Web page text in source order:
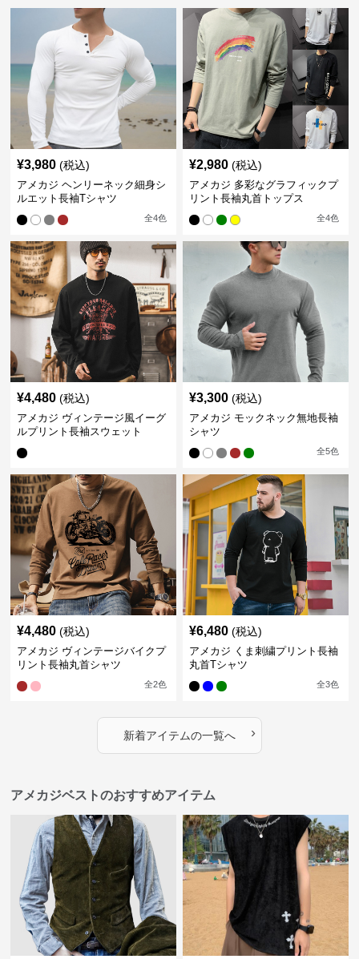
¥3,980 (税込)
アメカジ ヘンリーネック細身シ
ルエット長袖Tシャツ
全4色
¥2,980 (税込)
アメカジ 多彩なグラフィックプ
リント長袖丸首トップス
全4色
¥4,480 (税込)
アメカジ ヴィンテージ風イーグ
ルプリント長袖スウェット
¥3,300 (税込)
アメカジ モックネック無地長袖
シャツ
全5色
¥4,480 (税込)
アメカジ ヴィンテージバイクプ
リント長袖丸首シャツ
全2色
¥6,480 (税込)
アメカジ くま刺繍プリント長袖
丸首Tシャツ
全3色
新着アイテムの一覧へ ›
アメカジベストのおすすめアイテム